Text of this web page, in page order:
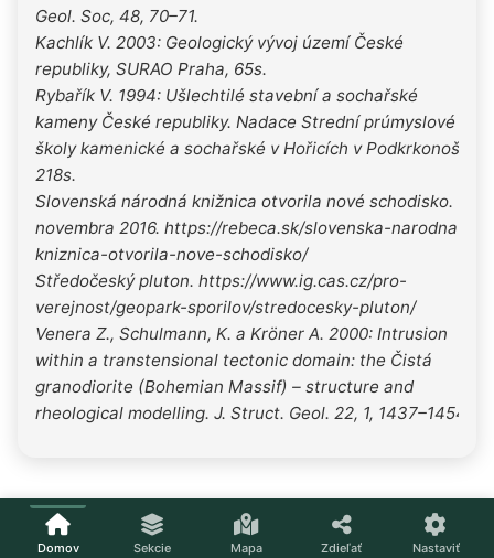
Geol. Soc, 48, 70–71.
Kachlík V. 2003: Geologický vývoj území České
republiky, SURAO Praha, 65s.
Rybařík V. 1994: Ušlechtilé stavební a sochařské
kameny České republiky. Nadace Strední prúmyslové
školy kamenické a sochařské v Hořicích v Podkrkonoší,
218s.
Slovenská národná knižnica otvorila nové schodisko. 16.
novembra 2016. https://rebeca.sk/slovenska-narodna-
kniznica-otvorila-nove-schodisko/
Středočeský pluton. https://www.ig.cas.cz/pro-
verejnost/geopark-sporilov/stredocesky-pluton/
Venera Z., Schulmann, K. a Kröner A. 2000: Intrusion
within a transtensional tectonic domain: the Čistá
granodiorite (Bohemian Massif) – structure and
rheological modelling. J. Struct. Geol. 22, 1, 1437–1454.
Domov Sekcie Mapa Zdieľať Nastaviť